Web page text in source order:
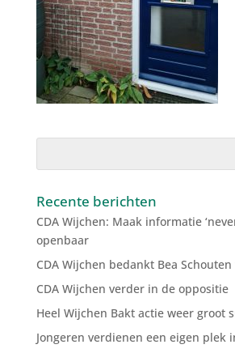
Recente berichten
CDA Wijchen: Maak informatie
openbaar
CDA Wijchen bedankt Bea
CDA Wijchen verder in de oppositie
Heel Wijchen Bakt actie weer groot
Jongeren verdienen een eigen plek